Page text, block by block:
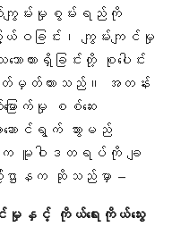
ကျွမ်းမှုစွမ်းရည်ကို
ယ်ဝခြင်း၊ ကျွမ်းကျင်မှု
ာထားရှိခြင်းတို့ စုပေါင်း
မှတ်ထားသည်။ အတန်း
ာက်မှု စစ်ဆေး
ောင်ရွက် သွားမည်
းရက မူဝါဒတရပ်ကို ချ
းဌာနက ဆိုသည်မှာ –
ကျင်မှုနှင့် ကိုယ်ရေးကိုယ်သွေး